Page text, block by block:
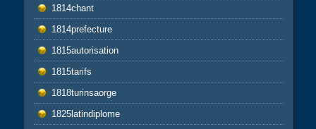
1814chant
1814prefecture
1815autorisation
1815tarifs
1818turinsaorge
1825latindiplome